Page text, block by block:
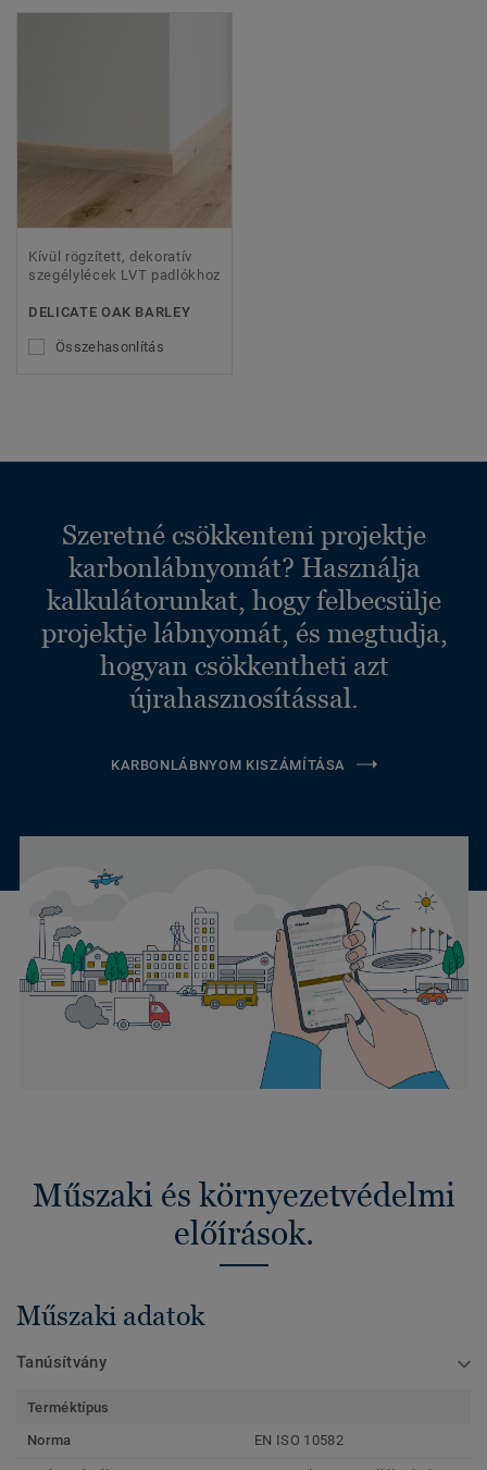
Kívül rögzített, dekoratív
szegélylécek LVT padlókhoz
DELICATE OAK BARLEY
Összehasonlítás
Szeretné csökkenteni projektje
karbonlábnyomát? Használja
kalkulátorunkat, hogy felbecsülje
projektje lábnyomát, és megtudja,
hogyan csökkentheti azt
újrahasznosítással.
KARBONLÁBNYOM KISZÁMÍTÁSA
Műszaki és környezetvédelmi
előírások.
Műszaki adatok
Tanúsítvány
Terméktípus
Norma
EN ISO 10582